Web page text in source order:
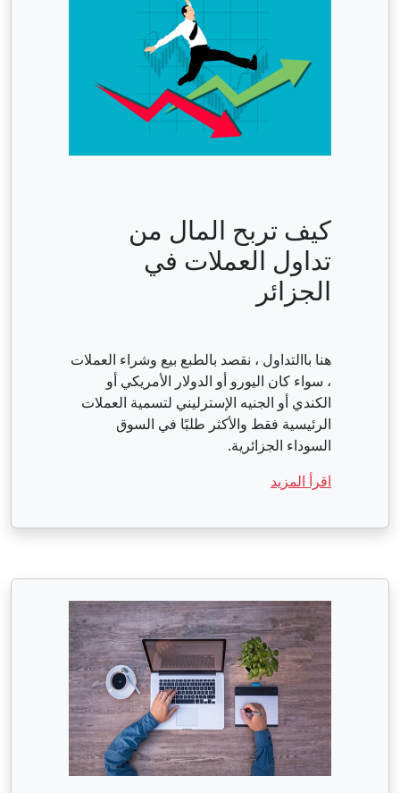
كيف تربح المال من
تداول العملات في
الجزائر
هنا باالتداول ، نقصد بالطبع بيع وشراء العملات
، سواء كان اليورو أو الدولار الأمريكي أو
الكندي أو الجنيه الإسترليني لتسمية العملات
الرئيسية فقط والأكثر طلبًا في السوق
السوداء الجزائرية.
اقرأ المزيد